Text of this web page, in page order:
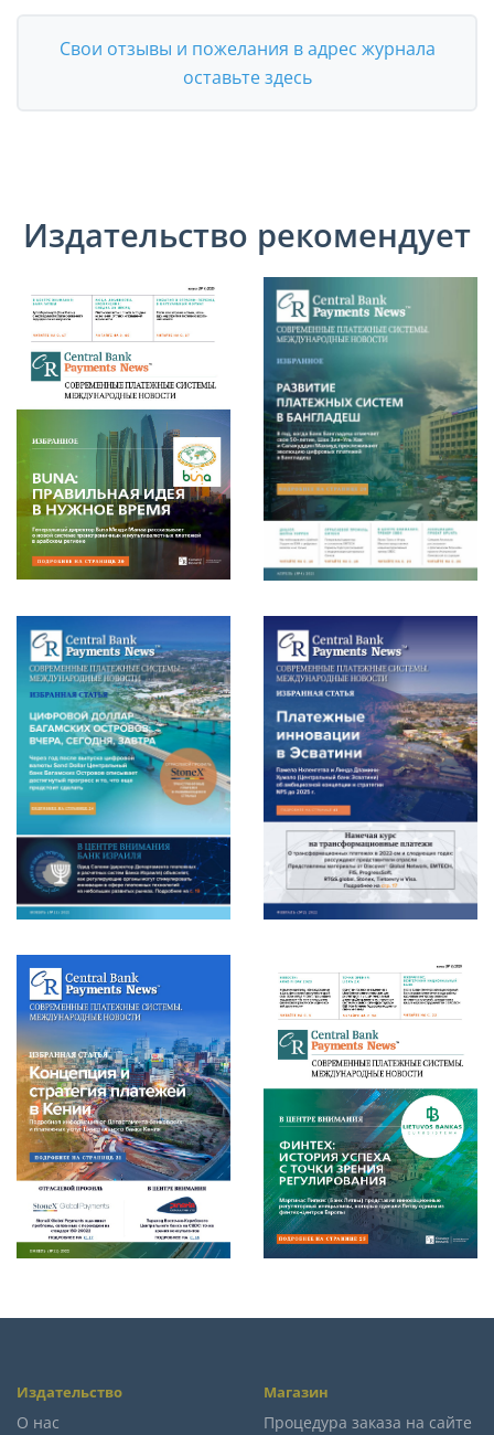
Свои отзывы и пожелания в адрес журнала
оставьте здесь
Издательство рекомендует
Издательство
О нас
Магазин
Процедура заказа на сайте